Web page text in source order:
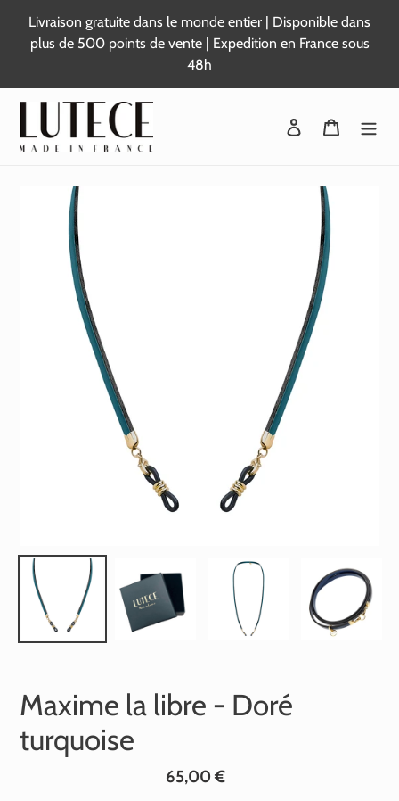
contenu
Livraison gratuite dans le monde entier | Disponible dans
plus de 500 points de vente | Expedition en France sous
48h
Se connecter
Panier
Maxime la libre - Doré
turquoise
Prix
65,00 €